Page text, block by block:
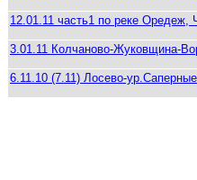
12.01.11 часть1 по реке
3.01.11 Колчаново-Жуковщина-
6.11.10 (7.11) Лосево-